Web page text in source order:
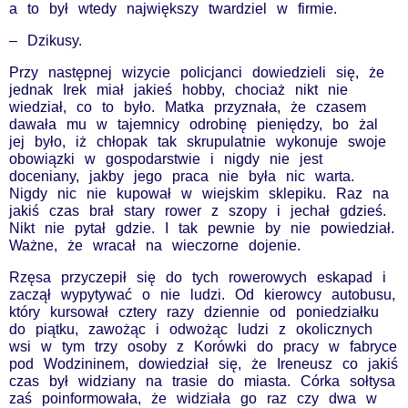
a to był wtedy największy twardziel w firmie.
– Dzikusy.
Przy następnej wizycie policjanci dowiedzieli się, że
jednak Irek miał jakieś hobby, chociaż nikt nie
wiedział, co to było. Matka przyznała, że czasem
dawała mu w tajemnicy odrobinę pieniędzy, bo żal
jej było, iż chłopak tak skrupulatnie wykonuje swoje
obowiązki w gospodarstwie i nigdy nie jest
doceniany, jakby jego praca nie była nic warta.
Nigdy nic nie kupował w wiejskim sklepiku. Raz na
jakiś czas brał stary rower z szopy i jechał gdzieś.
Nikt nie pytał gdzie. I tak pewnie by nie powiedział.
Ważne, że wracał na wieczorne dojenie.
Rzęsa przyczepił się do tych rowerowych eskapad i
zaczął wypytywać o nie ludzi. Od kierowcy autobusu,
który kursował cztery razy dziennie od poniedziałku
do piątku, zawożąc i odwożąc ludzi z okolicznych
wsi w tym trzy osoby z Korówki do pracy w fabryce
pod Wodzininem, dowiedział się, że Ireneusz co jakiś
czas był widziany na trasie do miasta. Córka sołtysa
zaś poinformowała, że widziała go raz czy dwa w